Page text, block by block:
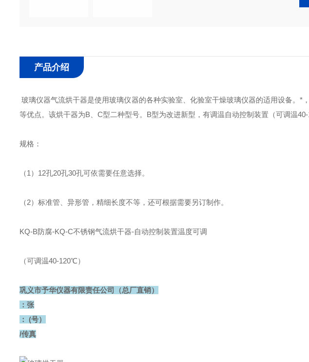
产品介绍
玻璃仪器气流烘干器是使用玻璃仪器的各种实验室、化验室干燥玻璃仪器的适用设备。*
等优点。该烘干器为B、C型二种型号。B型为改进新型，有调温自动控制装置（可调温
规格：
（1）12孔20孔30孔可依需要任意选择。
（2）标准管、异形管，精细长度不等，还可根据需要另订制作。
KQ-B防腐-KQ-C不锈钢气流烘干器-自动控制装置温度可调
（可调温40-120℃）
巩义市予华仪器有限责任公司（总厂直销）
：张
： (号）
/传真